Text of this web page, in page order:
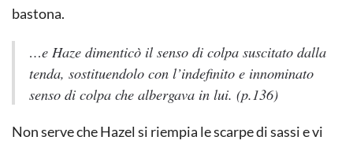
bastona.
…e Haze dimenticò il senso di colpa suscitato dalla
tenda, sostituendolo con l’indefinito e innominato
senso di colpa che albergava in lui.(p.136)
Non serve che Hazel si riempia le scarpe di sassi e vi